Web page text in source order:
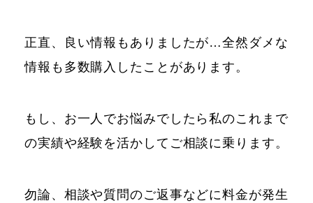
正直、良い情報もありましたが…全然ダメな
情報も多数購入したことがあります。
もし、お一人でお悩みでしたら私のこれまで
の実績や経験を活かしてご相談に乗ります。
勿論、相談や質問のご返事などに料金が発生